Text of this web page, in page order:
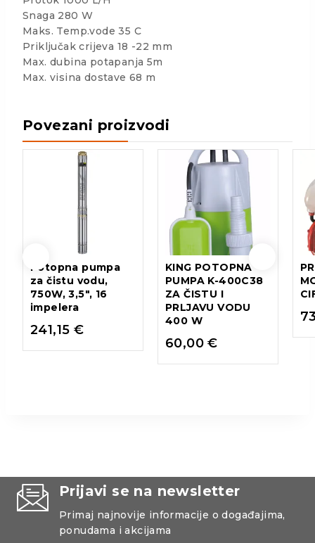
Snaga 280 W
Maks. Temp.vode 35 C
Priključak crijeva 18 -22 mm
Max. dubina potapanja 5m
Max. visina dostave 68 m
Povezani proizvodi
Potopna pumpa
za čistu vodu,
750W, 3,5″, 16
impelera
241,15 €
KING POTOPNA
PUMPA K-400C38
ZA ČISTU I
PRLJAVU VODU
400 W
60,00€
Prijavi se na newsletter
Primaj najnovije informacije o događajima,
ponudama i akcijama